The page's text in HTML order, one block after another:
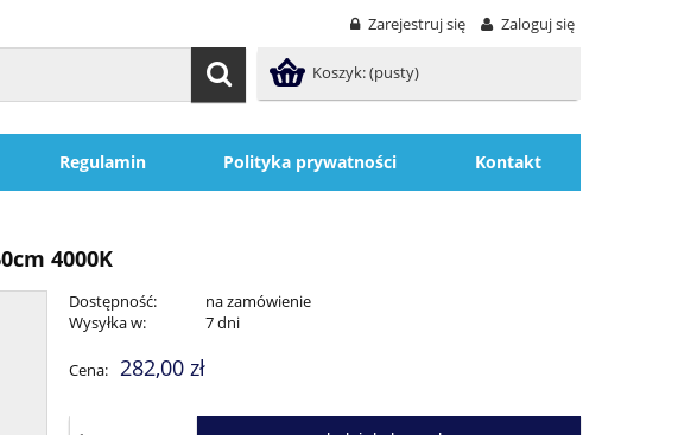
Zarejestruj się Zaloguj się
Koszyk:(pusty)
Regulamin Polityka prywatności Kontakt
4000K
Dostępność:
na zamówienie
Wysyłka w:
7 dni
Cena: 282,00 zł